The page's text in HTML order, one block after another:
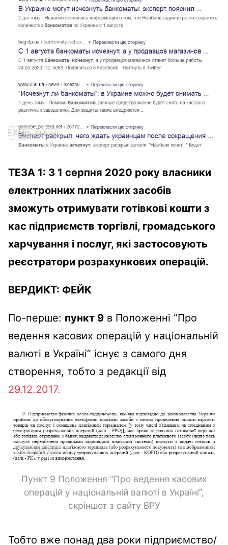
ТЕЗА 1: З 1 серпня 2020 року власники
електронних платіжних засобів
зможуть отримувати готівкові кошти з
кас підприємств торгівлі, громадського
харчування і послуг, які застосовують
реєстратори розрахункових операцій.
ВЕРДИКТ: ФЕЙК
По-перше: пункт 9 в Положенні “Про
ведення касових операцій у національній
валюті в Україні” існує з самого дня
створення, тобто з редакції від
29.12.2017.
Пункт 9 Положення “Про ведення касових
операцій у національній валюті в Україні”,
скріншот з сайту ВРУ
Тобто вже понад два роки підприємство/